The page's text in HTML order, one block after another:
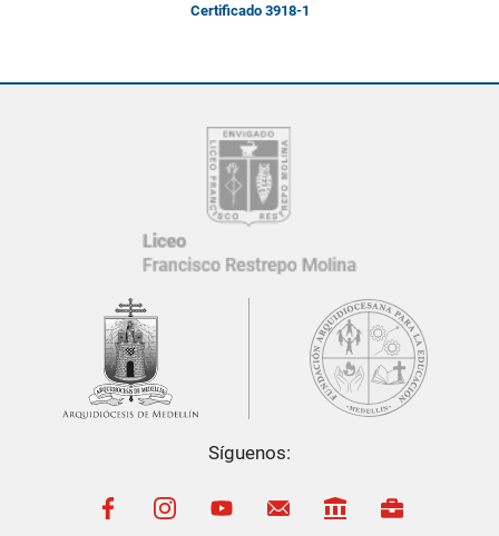
Certificado 3918-1
Síguenos:
Protección de Datos Personales , conforme a la
Ley 1581 de
2012
.